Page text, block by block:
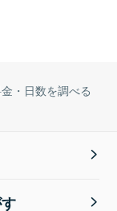
・日数を調べる